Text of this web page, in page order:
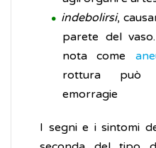
indebolirsi,
parete del
nota come
rottura può
emorragie
I segni e i sintomi